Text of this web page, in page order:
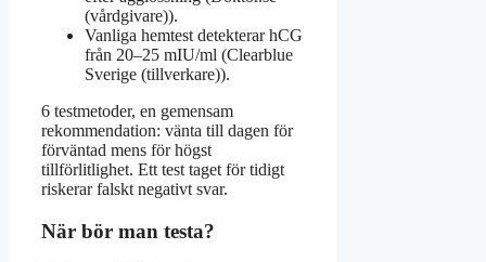
(vårdgivare)).
Vanliga hemtest detekterar hCG
från 20–25 mIU/ml (Clearblue
Sverige (tillverkare)).
6 testmetoder, en gemensam
rekommendation: vänta till dagen för
förväntad mens för högst
tillförlitlighet. Ett test taget för tidigt
riskerar falskt negativt svar.
När bör man testa?